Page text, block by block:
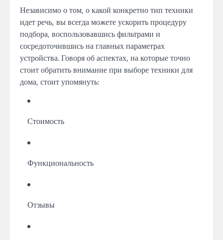
Независимо о том, о какой конкретно тип техники
идет речь, вы всегда можете ускорить процедуру
подбора, воспользовавшись фильтрами и
сосредоточившись на главных параметрах
устройства. Говоря об аспектах, на которые точно
стоит обратить внимание при выборе техники для
дома, стоит упомянуть:
Стоимость
Функциональность
Отзывы